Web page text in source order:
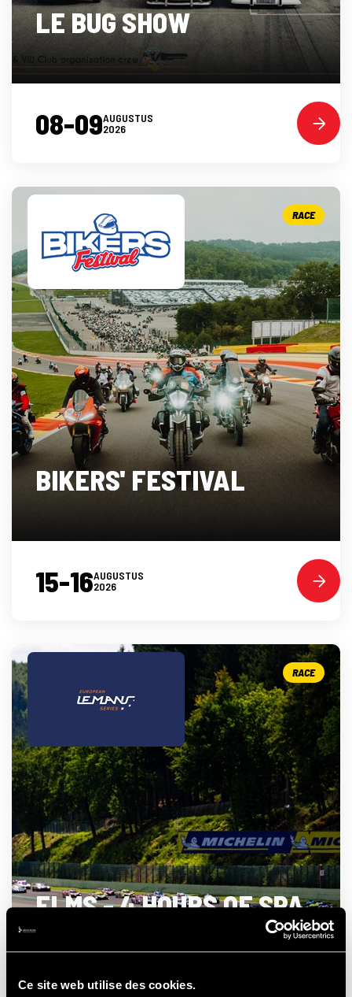
Ce site web utilise des cookies.
LE BUG SHOW
08-09AUGUSTUS
2026
BIKERS' FESTIVAL
RACE
15-16AUGUSTUS
2026
ELMS - 4 HOURS OF SPA
- FRANCORCHAMPS
RACE